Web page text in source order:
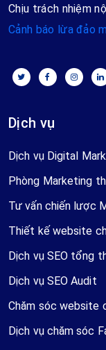
Chịu trách nhiệm
Cảnh báo lừa đảo
Dịch vụ
Dịch vụ Digital
Phòng Marketing
Tư vấn chiến lược
Thiết kế website
Dịch vụ SEO tổng
Dịch vụ SEO Audit
Chăm sóc website
Dịch vụ chăm sóc